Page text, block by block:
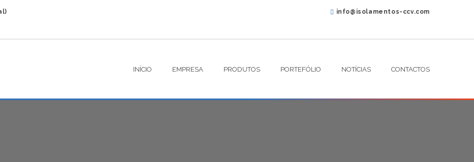
info@isolamentos-ccv.com
INÍCIO EMPRESA PRODUTOS PORTEFÓLIO NOTÍCIAS CONTACTOS